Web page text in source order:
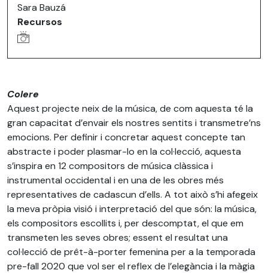
Sara Bauzá
Recursos
Colere
Aquest projecte neix de la música, de com aquesta té la
gran capacitat d’envair els nostres sentits i transmetre’ns
emocions. Per definir i concretar aquest concepte tan
abstracte i poder plasmar-lo en la col·lecció, aquesta
s’inspira en 12 compositors de música clàssica i
instrumental occidental i en una de les obres més
representatives de cadascun d’ells. A tot això s’hi afegeix
la meva pròpia visió i interpretació del que són: la música,
els compositors escollits i, per descomptat, el que em
transmeten les seves obres; essent el resultat una
col·lecció de prêt-à-porter femenina per a la temporada
pre-fall 2020 que vol ser el reflex de l’elegància i la màgia